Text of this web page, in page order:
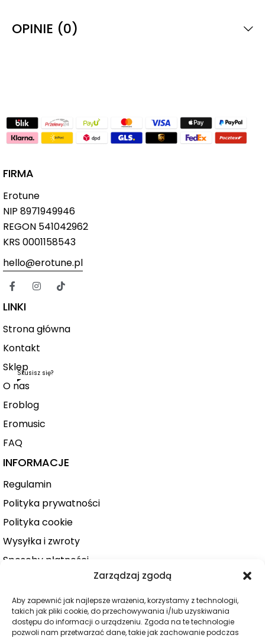
Zarządzaj zgodą
Aby zapewnić jak najlepsze wrażenia, korzystamy z technologii,
takich jak pliki cookie, do przechowywania i/lub uzyskiwania
dostępu do informacji o urządzeniu. Zgoda na te technologie
pozwoli nam przetwarzać dane, takie jak zachowanie podczas
OPINIE (0)
FIRMA
Erotune
NIP 8971949946
REGON 541042962
KRS 0001158543
hello@erotune.pl
LINKI
Strona główna
Kontakt
Sklep
O nas
Skusisz się?
Eroblog
Eromusic
FAQ
INFORMACJE
Regulamin
Polityka prywatności
Polityka cookie
Wysyłka i zwroty
Sposoby płatności
Zamówienie
KATEGORIE